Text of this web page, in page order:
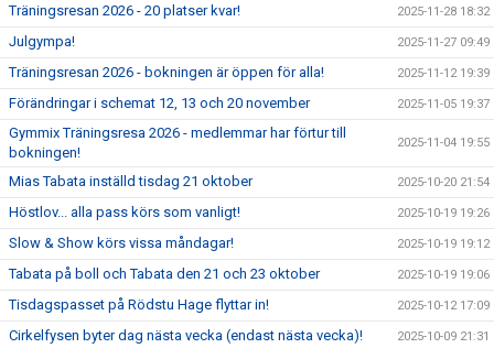
Träningsresan 2026 - 20 platser kvar! 2025-11-28 18:32
Julgympa! 2025-11-27 09:49
Träningsresan 2026 - bokningen är öppen för alla! 2025-11-12 19:39
Förändringar i schemat 12, 13 och 20 november 2025-11-05 19:37
Gymmix Träningsresa 2026 - medlemmar har förtur till
bokningen!
2025-11-04 19:55
Mias Tabata inställd tisdag 21 oktober 2025-10-20 21:54
Höstlov... alla pass körs som vanligt! 2025-10-19 19:26
Slow & Show körs vissa måndagar! 2025-10-19 19:12
Tabata på boll och Tabata den 21 och 23 oktober 2025-10-19 19:06
Tisdagspasset på Rödstu Hage flyttar in! 2025-10-12 17:09
Cirkelfysen byter dag nästa vecka (endast nästa vecka)! 2025-10-09 21:31